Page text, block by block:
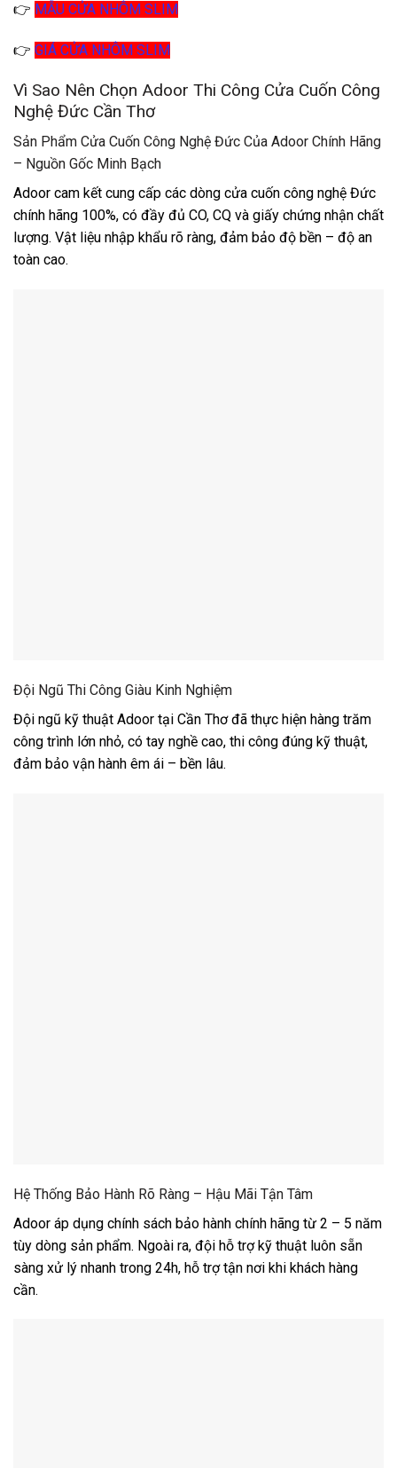
👉 MẪU CỬA NHÔM SLIM
👉 GIÁ CỬA NHÔM SLIM
Vì Sao Nên Chọn Adoor Thi Công Cửa Cuốn Công
Nghệ Đức Cần Thơ
Sản Phẩm Cửa Cuốn Công Nghệ Đức Của Adoor Chính Hãng
– Nguồn Gốc Minh Bạch
Adoor cam kết cung cấp các dòng cửa cuốn công nghệ Đức
chính hãng 100%, có đầy đủ CO, CQ và giấy chứng nhận chất
lượng. Vật liệu nhập khẩu rõ ràng, đảm bảo độ bền – độ an
toàn cao.
Đội Ngũ Thi Công Giàu Kinh Nghiệm
Đội ngũ kỹ thuật Adoor tại Cần Thơ đã thực hiện hàng trăm
công trình lớn nhỏ, có tay nghề cao, thi công đúng kỹ thuật,
đảm bảo vận hành êm ái – bền lâu.
Hệ Thống Bảo Hành Rõ Ràng – Hậu Mãi Tận Tâm
Adoor áp dụng chính sách bảo hành chính hãng từ 2 – 5 năm
tùy dòng sản phẩm. Ngoài ra, đội hỗ trợ kỹ thuật luôn sẵn
sàng xử lý nhanh trong 24h, hỗ trợ tận nơi khi khách hàng
cần.